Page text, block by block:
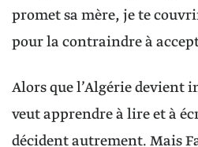
promet sa mère, je te
pour la contraindre à
Alors que l’Algérie devient
veut apprendre à lire et à
décident autrement. Mais